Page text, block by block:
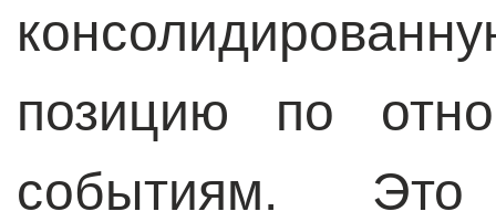
позицию по
событиям. Это